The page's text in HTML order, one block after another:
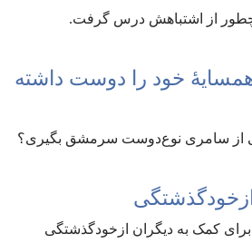
چطور از اشتباهش درس گرفت.‏
۳۸:‏ همسایهٔ خود را دوست داشته
از سامری نوع‌دوست سرمشق بگیری؟‏
کمک به دیگران ازخودگذشتگی